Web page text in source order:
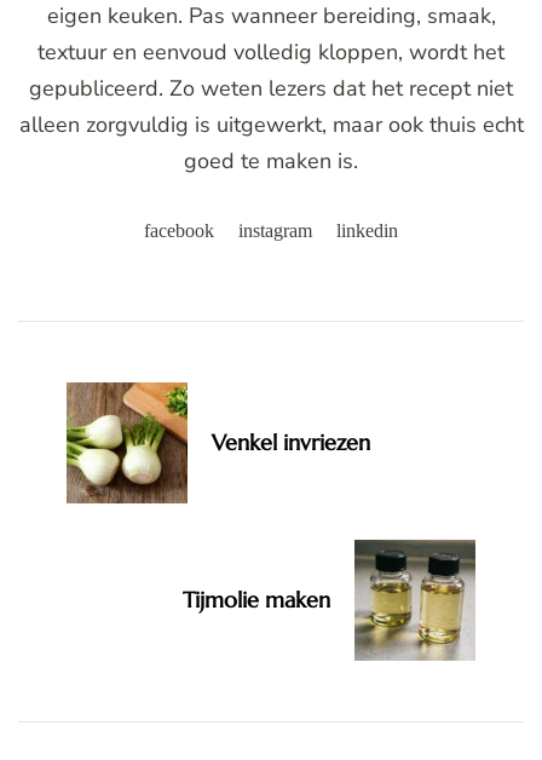
eigen keuken. Pas wanneer bereiding, smaak,
textuur en eenvoud volledig kloppen, wordt het
gepubliceerd. Zo weten lezers dat het recept niet
alleen zorgvuldig is uitgewerkt, maar ook thuis echt
goed te maken is.
facebook instagram linkedin
Navigation
Venkel invriezen
Tijmolie maken